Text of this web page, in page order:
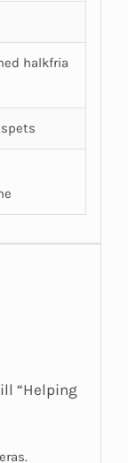
halkfria
“Helping